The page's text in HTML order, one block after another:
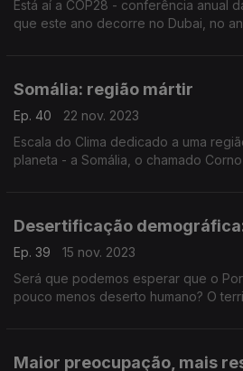
Está aí a COP28 - conferência anual
que este ano decorre no Dubai, no
Somália: região mártir
Ep. 40
22 nov. 2023
Escala do Clima dedicado a uma
planeta - a Somália, o chamado
Desertificação
Ep. 39
15 nov. 2023
Será que podemos esperar que o
pouco menos deserto humano? O
Maior preocupação, mais